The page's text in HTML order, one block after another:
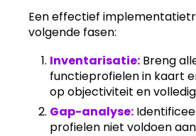
Een effectief
volgende fasen:
Inventarisatie: Breng
functieprofielen in kaart
op objectiviteit en
Gap-analyse:
profielen niet voldoen